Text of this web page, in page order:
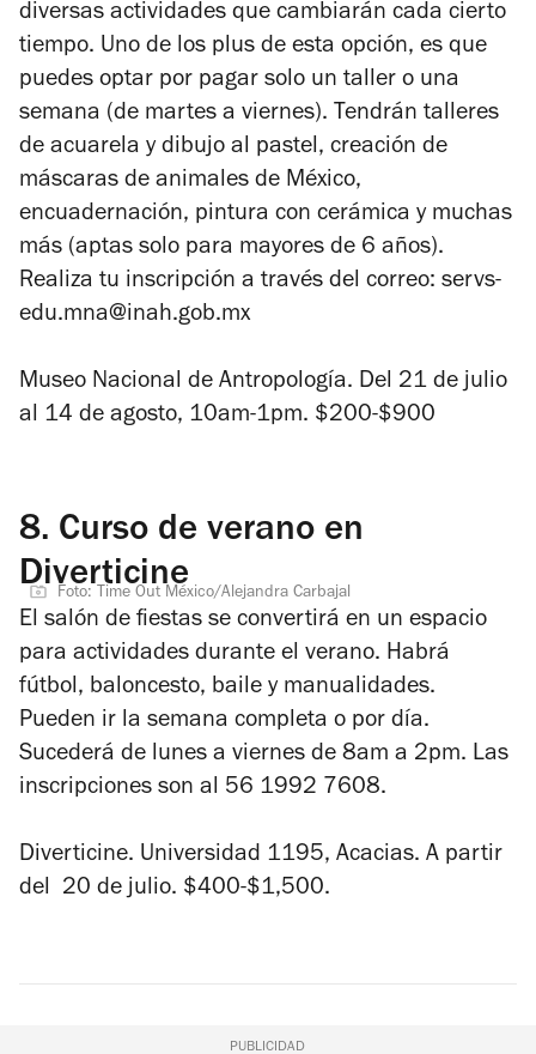
diversas actividades que cambiarán cada cierto
tiempo. Uno de los plus de esta opción, es que
puedes optar por pagar solo un taller o una
semana (de martes a viernes). Tendrán talleres
de acuarela y dibujo al pastel, creación de
máscaras de animales de México,
encuadernación, pintura con cerámica y muchas
más (aptas solo para mayores de 6 años).
Realiza tu inscripción a través del correo: servs-
edu.mna@inah.gob.mx
Museo Nacional de Antropología. Del 21 de julio
al 14 de agosto, 10am-1pm. $200-$900
8. Curso de verano en
Diverticine
Foto: Time Out México/Alejandra Carbajal
El salón de fiestas se convertirá en un espacio
para actividades durante el verano. Habrá
fútbol, baloncesto, baile y manualidades.
Pueden ir la semana completa o por día.
Sucederá de lunes a viernes de 8am a 2pm. Las
inscripciones son al 56 1992 7608.
Diverticine. Universidad 1195, Acacias. A partir
del 20 de julio. $400-$1,500.
PUBLICIDAD